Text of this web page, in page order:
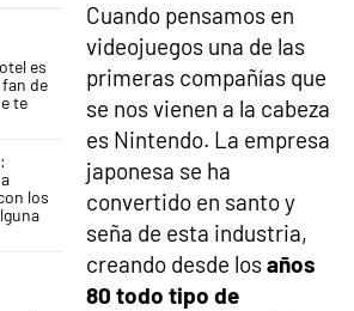
es
de
te
los
Cuando pensamos en
videojuegos una de las
primeras compañías que
se nos vienen a la cabeza
es Nintendo. La empresa
japonesa se ha
convertido en santo y
seña de esta industria,
creando desde losaños
80 todo tipo de